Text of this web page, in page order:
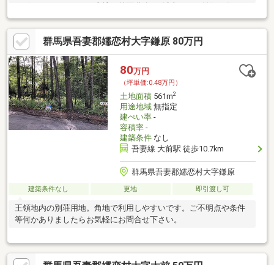
ございます。こちらの土地は前面道路6ｍ以上です。納得の住まい
選びをするなら、地元
群馬県吾妻郡嬬恋村大字鎌原 80万円
80万円
（坪単価:0.48万円）
土地面積561m2
用途地域無指定
建ぺい率-
容積率-
建築条件なし
吾妻線 大前駅 徒歩10.7km
群馬県吾妻郡嬬恋村大字鎌原
建築条件なし 更地 即引渡し可
王領地内の別荘用地。角地で利用しやすいです。ご不明点や条件
等何かありましたらお気軽にお問合せ下さい。